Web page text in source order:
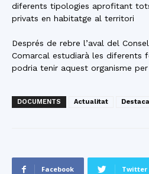
diferents tipologies aprofitant
privats en habitatge al territori
Després de rebre l’aval del
Comarcal estudiarà les diferents
podria tenir aquest organisme
DOCUMENTS Actualitat
Facebook Twitter